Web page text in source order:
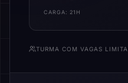
CARGA: 21H
TURMA COM VAGAS